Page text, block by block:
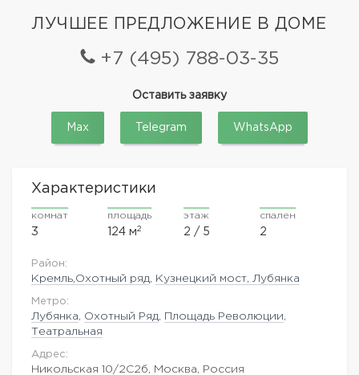
ЛУЧШЕЕ ПРЕДЛОЖЕНИЕ В ДОМЕ
+7 (495) 788-03-35
Оставить заявку
Max Telegram WhatsApp
Характеристики
комнат
3
площадь
124 м2
этаж
2 / 5
спален
2
Район:
Кремль,Охотный ряд Кузнецкий мост, Лубянка
Метро:
Лубянка Охотный Ряд Площадь Революции
Театральная
Адрес:
Никольская 10/2С2б, Москва, Россия